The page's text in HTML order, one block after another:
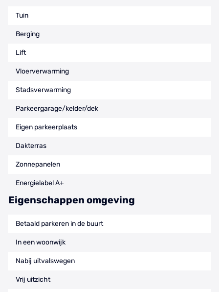
Tuin
Berging
Lift
Vloerverwarming
Stadsverwarming
Parkeergarage/kelder/dek
Eigen parkeerplaats
Dakterras
Zonnepanelen
Energielabel A+
Eigenschappen omgeving
Betaald parkeren in de buurt
In een woonwijk
Nabij uitvalswegen
Vrij uitzicht